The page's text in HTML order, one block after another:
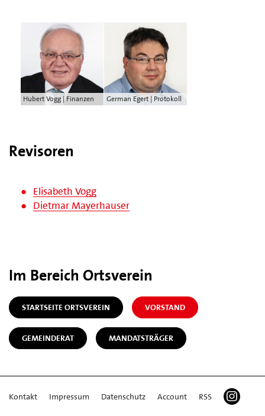
Hubert Vogg | Finanzen German Egert | Protokoll
Revisoren
Elisabeth Vogg
Dietmar Mayerhauser
Im Bereich Ortsverein
STARTSEITE ORTSVEREIN VORSTAND
GEMEINDERAT MANDATSTRÄGER
Kontakt Impressum Datenschutz Account RSS